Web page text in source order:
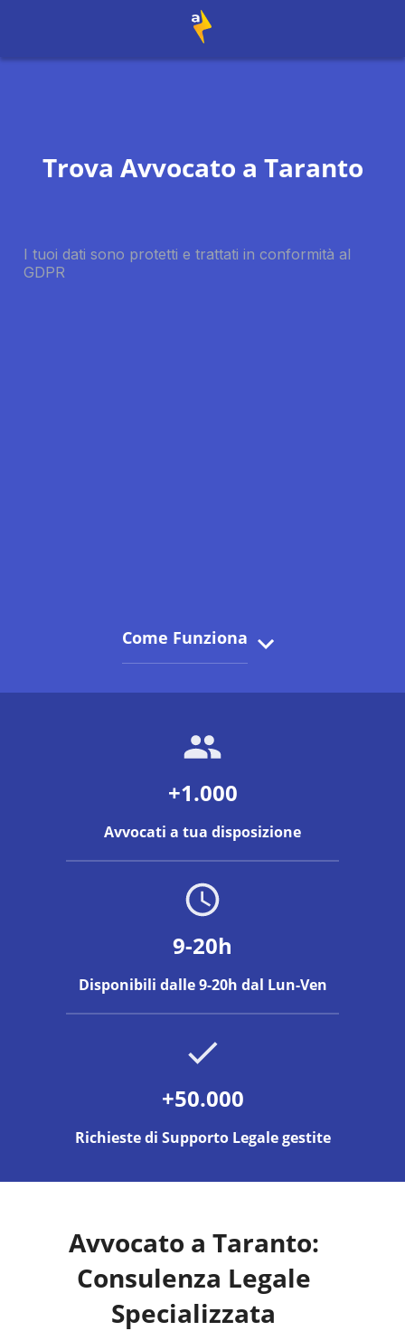
Trova Avvocato a Taranto
Come Funziona
+1.000
Avvocati a tua disposizione
9-20h
Disponibili dalle 9-20h dal Lun-Ven
+50.000
Richieste di Supporto Legale gestite
Avvocato a Taranto:
Consulenza Legale
Specializzata